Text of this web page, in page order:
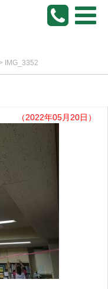
IMG_3352
（2022年05月20日）